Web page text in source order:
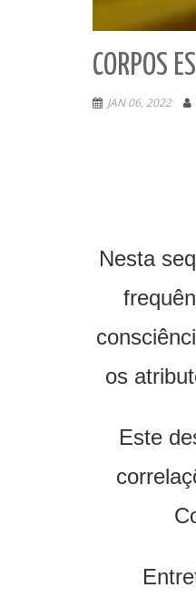
CORPOS
JAN 06, 2022
Nesta
os
Este